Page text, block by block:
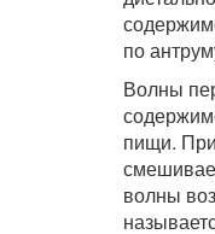
по
Волны
пищи.
волны